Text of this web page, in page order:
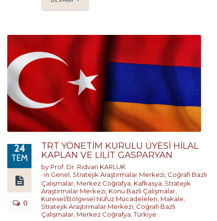
24
TEM
0
TRT YÖNETİM KURULU ÜYESİ HİLAL
KAPLAN VE LİLİT GASPARYAN
by Prof. Dr. Rıdvan KARLUK
in Genel Stratejik Araştırmalar Merkezi Coğrafi Bazlı
Çalışmalar Merkez Coğrafya Kafkasya Stratejik
Araştırmalar Merkezi Konu Bazlı Çalışmalar
Küresel/Bölgesel Nüfuz Mücadeleleri Makale
Stratejik Araştırmalar Merkezi Coğrafi Bazlı
Çalışmalar Merkez Coğrafya ,Türkiye